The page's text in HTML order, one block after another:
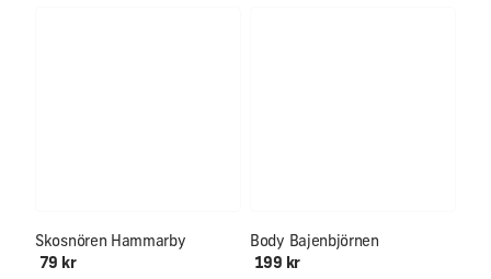
Skosnören Hammarby
79 kr
Body Bajenbjörnen
199 kr